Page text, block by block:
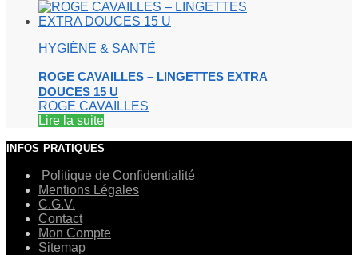
HYGIÈNE & SANTÉ
ROGE CAVAILLES – LINGETTES EXTRA
DOUCES 15 U
ROGE CAVAILLES
Lire la suite
INFOS PRATIQUES
Politique de Confidentialité
Mentions Légales
C.G.V.
Contact
Mon Compte
Sitemap